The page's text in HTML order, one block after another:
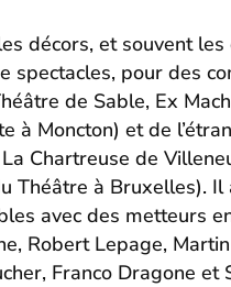
décors, et souvent
spectacles, pour des
de Sable, Ex
à Moncton) et de
Chartreuse de
Théâtre à Bruxelles).
avec des metteurs
Robert Lepage,
Franco Dragone et